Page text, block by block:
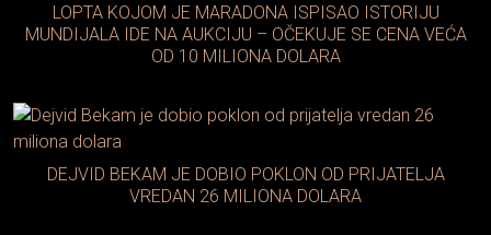
LOPTA KOJOM JE MARADONA ISPISAO ISTORIJU
MUNDIJALA IDE NA AUKCIJU – OČEKUJE SE CENA VEĆA
OD 10 MILIONA DOLARA
DEJVID BEKAM JE DOBIO POKLON OD PRIJATELJA
VREDAN 26 MILIONA DOLARA